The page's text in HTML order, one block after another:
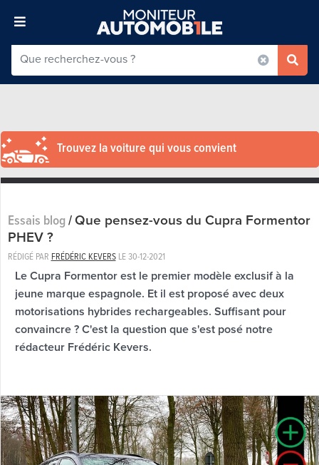
Trouvez la voiture qui vous convient
Essais blog/Que pensez-vous du Cupra Formentor
PHEV ?
RÉDIGÉ PAR FRÉDÉRIC KEVERSLE30-12-2021
Le Cupra Formentor est le premier modèle exclusif à la
jeune marque espagnole. Et il est proposé avec deux
motorisations hybrides rechargeables. Suffisant pour
convaincre ? C'est la question que s'est posé notre
rédacteur Frédéric Kevers.